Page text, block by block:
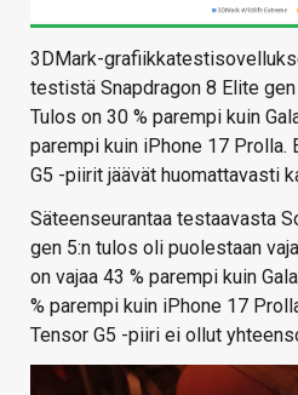
3DMark-
testistä Snapdragon 8 Elite
Tulos on 30 % parempi kuin
parempi kuin iPhone 17 Prolla.
G5 -piirit jäävät huomattavasti
Säteenseurantaa testaavasta
gen 5:n tulos oli puolestaan
on vajaa 43 % parempi kuin
% parempi kuin iPhone 17
Tensor G5 -piiri ei ollut